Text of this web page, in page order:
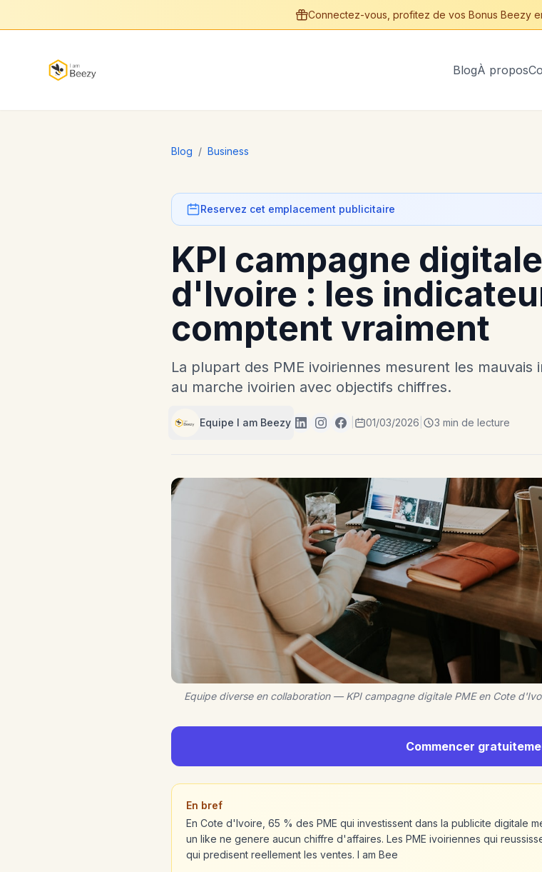
Connectez-vous, profitez de vos Bonus Beezy
BlogÀ propos
Blog / Business
Reservez cet emplacement publicitaire
KPI campagne
d'Ivoire : les
comptent vraiment
La plupart des PME ivoiriennes mesurent les mauvais
au marche ivoirien avec objectifs chiffres.
Equipe I am Beezy 01/03/2026 3 min de lecture
Equipe diverse en collaboration — KPI campagne digitale PME en Cote
Commencer
En bref
En Cote d'Ivoire, 65 % des PME qui investissent dans la publicite digitale
un like ne genere aucun chiffre d'affaires. Les PME ivoiriennes qui
qui predisent reellement les ventes. I am Bee